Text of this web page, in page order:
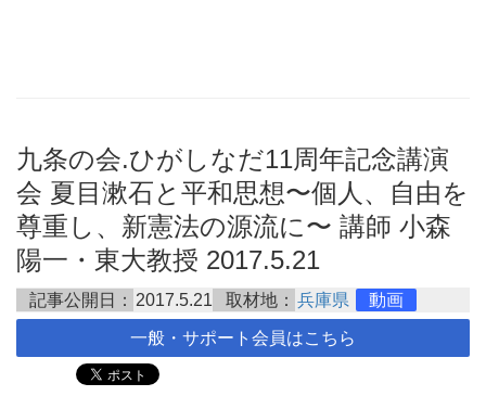
九条の会.ひがしなだ11周年記念講演
会 夏目漱石と平和思想〜個人、自由を
尊重し、新憲法の源流に〜 講師 小森
陽一・東大教授 2017.5.21
記事公開日： 2017.5.21 取材地： 兵庫県 動画
一般・サポート会員はこちら